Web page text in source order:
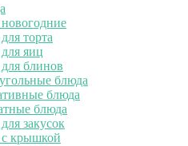
торта
яиц
блинов
блюда
блюда
блюда
закусок
крышкой